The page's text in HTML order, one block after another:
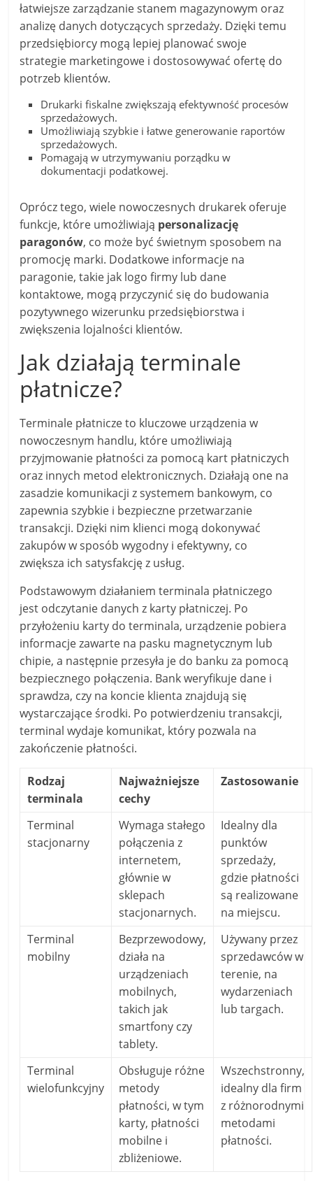
łatwiejsze zarządzanie stanem magazynowym oraz
analizę danych dotyczących sprzedaży. Dzięki temu
przedsiębiorcy mogą lepiej planować swoje
strategie marketingowe i dostosowywać ofertę do
potrzeb klientów.
Drukarki fiskalne zwiększają efektywność procesów
sprzedażowych.
Umożliwiają szybkie i łatwe generowanie raportów
sprzedażowych.
Pomagają w utrzymywaniu porządku w
dokumentacji podatkowej.
Oprócz tego, wiele nowoczesnych drukarek oferuje
funkcje, które umożliwiają personalizację
paragonów, co może być świetnym sposobem na
promocję marki. Dodatkowe informacje na
paragonie, takie jak logo firmy lub dane
kontaktowe, mogą przyczynić się do budowania
pozytywnego wizerunku przedsiębiorstwa i
zwiększenia lojalności klientów.
Jak działają terminale
płatnicze?
Terminale płatnicze to kluczowe urządzenia w
nowoczesnym handlu, które umożliwiają
przyjmowanie płatności za pomocą kart płatniczych
oraz innych metod elektronicznych. Działają one na
zasadzie komunikacji z systemem bankowym, co
zapewnia szybkie i bezpieczne przetwarzanie
transakcji. Dzięki nim klienci mogą dokonywać
zakupów w sposób wygodny i efektywny, co
zwiększa ich satysfakcję z usług.
Podstawowym działaniem terminala płatniczego
jest odczytanie danych z karty płatniczej. Po
przyłożeniu karty do terminala, urządzenie pobiera
informacje zawarte na pasku magnetycznym lub
chipie, a następnie przesyła je do banku za pomocą
bezpiecznego połączenia. Bank weryfikuje dane i
sprawdza, czy na koncie klienta znajdują się
wystarczające środki. Po potwierdzeniu transakcji,
terminal wydaje komunikat, który pozwala na
zakończenie płatności.
Rodzaj
terminala
Najważniejsze
cechy
Zastosowanie
Terminal
stacjonarny
Wymaga stałego
połączenia z
internetem,
głównie w
sklepach
stacjonarnych.
Idealny dla
punktów
sprzedaży,
gdzie płatności
są realizowane
na miejscu.
Terminal
mobilny
Bezprzewodowy,
działa na
urządzeniach
mobilnych,
takich jak
smartfony czy
tablety.
Używany przez
sprzedawców w
terenie, na
wydarzeniach
lub targach.
Terminal
wielofunkcyjny
Obsługuje różne
metody
płatności, w tym
karty, płatności
mobilne i
zbliżeniowe.
Wszechstronny,
idealny dla firm
z różnorodnymi
metodami
płatności.